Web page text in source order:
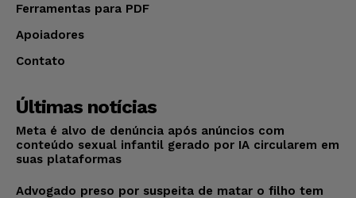
Ferramentas para PDF
Apoiadores
Contato
Últimas notícias
Meta é alvo de denúncia após anúncios com
conteúdo sexual infantil gerado por IA circularem em
suas plataformas
Advogado preso por suspeita de matar o filho tem